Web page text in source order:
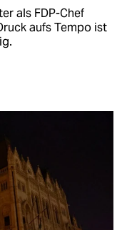
als FDP-Chef
aufs Tempo ist